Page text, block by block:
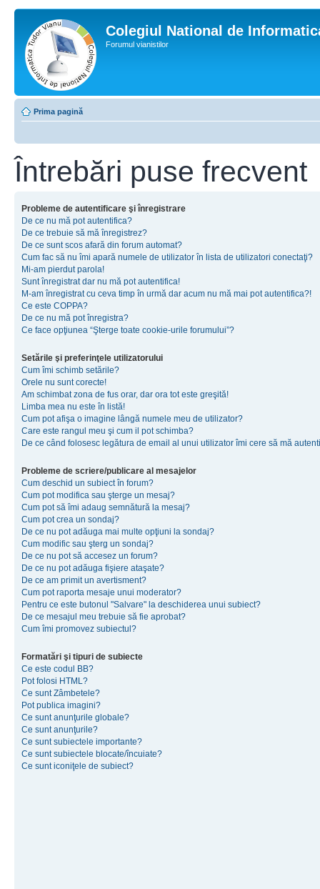
Colegiul National de
Forumul vianistilor
Prima pagină
Întrebări puse frecvent
Probleme de autentificare şi înregistrare
De ce nu mă pot autentifica?
De ce trebuie să mă înregistrez?
De ce sunt scos afară din forum automat?
Cum fac să nu îmi apară numele de utilizator în lista de utilizatori conectaţi?
Mi-am pierdut parola!
Sunt înregistrat dar nu mă pot autentifica!
M-am înregistrat cu ceva timp în urmă dar acum nu mă mai pot autentifica?!
Ce este COPPA?
De ce nu mă pot înregistra?
Ce face opţiunea “Şterge toate cookie-urile forumului”?
Setările şi preferinţele utilizatorului
Cum îmi schimb setările?
Orele nu sunt corecte!
Am schimbat zona de fus orar, dar ora tot este greşită!
Limba mea nu este în listă!
Cum pot afişa o imagine lângă numele meu de utilizator?
Care este rangul meu şi cum il pot schimba?
De ce când folosesc legătura de email al unui utilizator îmi cere să mă
Probleme de scriere/publicare al mesajelor
Cum deschid un subiect în forum?
Cum pot modifica sau şterge un mesaj?
Cum pot să îmi adaug semnătură la mesaj?
Cum pot crea un sondaj?
De ce nu pot adăuga mai multe opţiuni la sondaj?
Cum modific sau şterg un sondaj?
De ce nu pot să accesez un forum?
De ce nu pot adăuga fişiere ataşate?
De ce am primit un avertisment?
Cum pot raporta mesaje unui moderator?
Pentru ce este butonul "Salvare" la deschiderea unui subiect?
De ce mesajul meu trebuie să fie aprobat?
Cum îmi promovez subiectul?
Formatări şi tipuri de subiecte
Ce este codul BB?
Pot folosi HTML?
Ce sunt Zâmbetele?
Pot publica imagini?
Ce sunt anunţurile globale?
Ce sunt anunţurile?
Ce sunt subiectele importante?
Ce sunt subiectele blocate/încuiate?
Ce sunt iconiţele de subiect?